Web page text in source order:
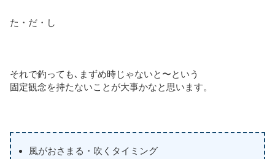
た・だ・し
それで釣っても､まずめ時じゃないと〜という
固定観念を持たないことが大事かなと思います。
風がおさまる・吹くタイミング